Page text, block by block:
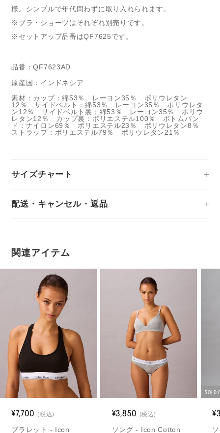
様。シンプルで年代問わずに取り入れられます。
※ブラ・ショーツはそれぞれ別売りです。
※セットアップ品番はQF7625です。
品番：QF7623AD
原産国：インドネシア
素材：カップ：綿53％ レーヨン35％ ポリウレタン
12％ サイドベルト：綿53％ レーヨン35％ ポリウレタ
ン12％ サイドベルト裏：綿53％ レーヨン35％ ポリウ
レタン12％ カップ裏：ポリエステル100％ ボトムバン
ド：ナイロン69％ ポリエステル23％ ポリウレタン8％
ストラップ：ポリエステル79％ ポリウレタン21％
サイズチャート
配送・キャンセル・返品
関連アイテム
¥7,700 (税込)
ブラレット - Icon
¥3,850 (税込)
ソング - Icon Cotton
SOLD